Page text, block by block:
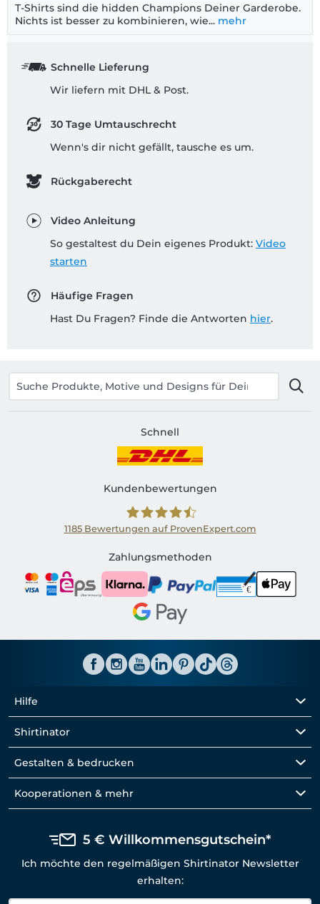
T-Shirts sind die hidden Champions Deiner Garderobe.
Nichts ist besser zu kombinieren, wie... mehr
Schnelle Lieferung
Wir liefern mit DHL & Post.
30 Tage Umtauschrecht
Wenn's dir nicht gefällt, tausche es um.
Rückgaberecht
Video Anleitung
So gestaltest du Dein eigenes Produkt: Video
starten
Häufige Fragen
Hast Du Fragen? Finde die Antworten hier.
Schnell
Kundenbewertungen
Shirtinator AT
1185Bewertungen auf ProvenExpert.com
Zahlungsmethoden
Hilfe
Shirtinator
Gestalten & bedrucken
Kooperationen & mehr
5 € Willkommensgutschein*
Ich möchte den regelmäßigen Shirtinator Newsletter
erhalten: